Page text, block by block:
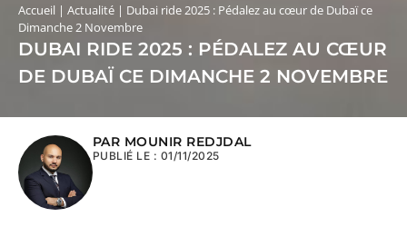
Accueil | Actualité | Dubai ride 2025 : Pédalez au cœur de Dubaï ce
Dimanche 2 Novembre
DUBAI RIDE 2025 : PÉDALEZ AU CŒUR
DE DUBAÏ CE DIMANCHE 2 NOVEMBRE
PAR MOUNIR REDJDAL
PUBLIÉ LE : 01/11/2025